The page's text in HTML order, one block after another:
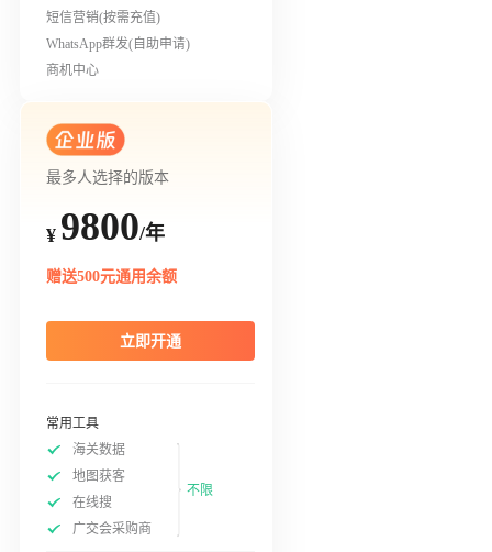
短信营销(按需充值)
WhatsApp群发(自助申请)
商机中心
最多人选择的版本
¥ 9800/年
赠送500元通用余额
立即开通
常用工具
海关数据
地图获客
在线搜
广交会采购商
不限